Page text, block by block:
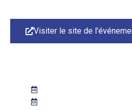
Visiter le site de